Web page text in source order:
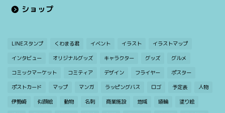
ショップ
LINEスタンプ くわまる君 イベント イラスト イラストマップ
インタビュー オリジナルグッズ キャラクター グッズ グルメ
コミックマーケット コミティア デザイン フライヤー ポスター
ポストカード マップ マンガ ラッピングバス ロゴ 予定表 人物
伊勢崎 似顔絵 動物 名刺 商業施設 地域 埴輪 塗り絵